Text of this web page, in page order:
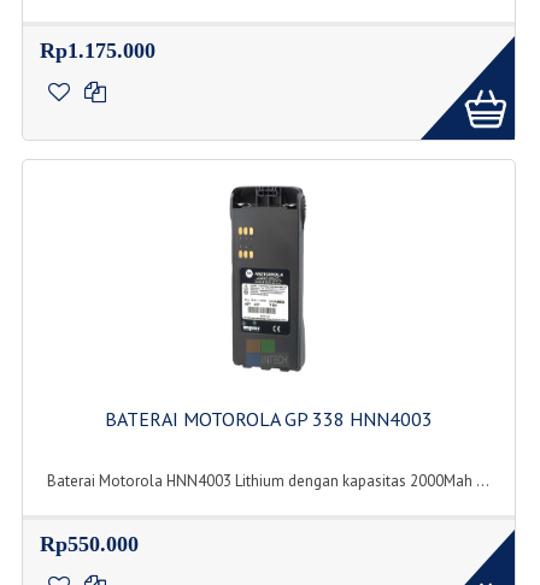
Rp1.175.000
BATERAI MOTOROLA GP 338 HNN4003
Baterai Motorola HNN4003 Lithium dengan kapasitas 2000Mah ...
Rp550.000